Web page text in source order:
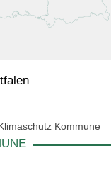
Kommune